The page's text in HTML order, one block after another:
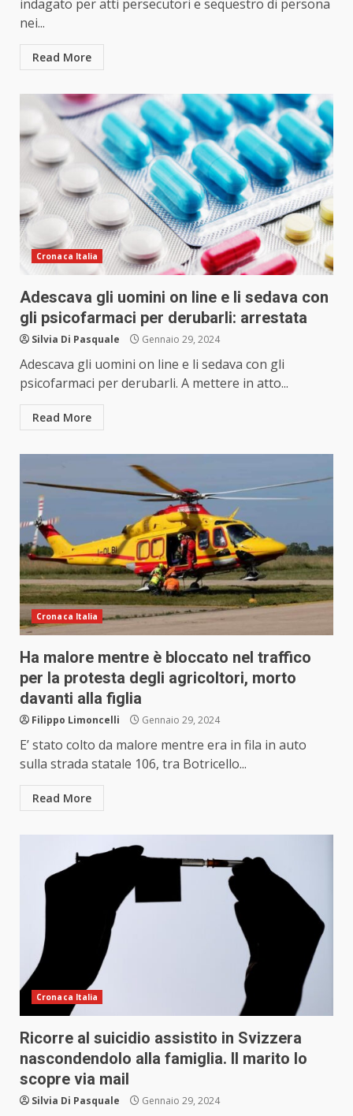
indagato per atti persecutori e sequestro di persona
nei...
Read More
Cronaca Italia
Adescava gli uomini on line e li sedava con
gli psicofarmaci per derubarli: arrestata
Silvia Di Pasquale Gennaio 29, 2024
Adescava gli uomini on line e li sedava con gli
psicofarmaci per derubarli. A mettere in atto...
Read More
Cronaca Italia
Ha malore mentre è bloccato nel traffico
per la protesta degli agricoltori, morto
davanti alla figlia
Filippo Limoncelli Gennaio 29, 2024
E’ stato colto da malore mentre era in fila in auto
sulla strada statale 106, tra Botricello...
Read More
Cronaca Italia
Ricorre al suicidio assistito in Svizzera
nascondendolo alla famiglia. Il marito lo
scopre via mail
Silvia Di Pasquale Gennaio 29, 2024